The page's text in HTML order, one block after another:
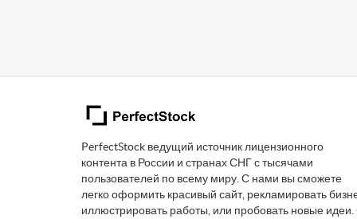
PerfectStock ведущий источник лицензионного
контента в России и странах СНГ с тысячами
пользователей по всему миру. С нами вы сможете
легко оформить красивый сайт, рекламировать
иллюстрировать работы, или пробовать новые идеи.